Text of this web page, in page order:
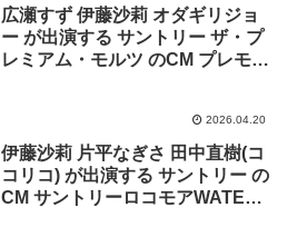
広瀬すず 伊藤沙莉 オダギリジョ
ー が出演する サントリー ザ・プ
レミアム・モルツ のCM プレモル
2026.04.20
伊藤沙莉 片平なぎさ 田中直樹(コ
コリコ) が出演する サントリー の
CM サントリーロコモアWATER